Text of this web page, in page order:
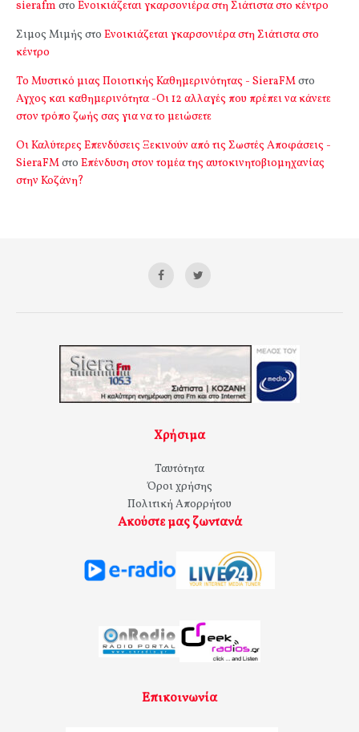
sierafm στο Ενοικιάζεται γκαρσονιέρα στη Σιάτιστα στο κέντρο
Σιμος Μιμής στο Ενοικιάζεται γκαρσονιέρα στη Σιάτιστα στο
κέντρο
Το Μυστικό μιας Ποιοτικής Καθημερινότητας - SieraFMστο
Αγχος και καθημερινότητα -Οι 12 αλλαγές που πρέπει να κάνετε
στον τρόπο ζωής σας για να το μειώσετε
Οι Καλύτερες Επενδύσεις Ξεκινούν από τις Σωστές Αποφάσεις -
SieraFMστο Επένδυση στον τομέα της αυτοκινητοβιομηχανίας
στην Κοζάνη?
Χρήσιμα
Ταυτότητα
Όροι χρήσης
Πολιτική Απορρήτου
Ακούστε μας ζωντανά
Επικοινωνία